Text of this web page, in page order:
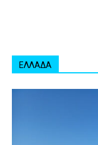
ΕΛΛΑΔΑ